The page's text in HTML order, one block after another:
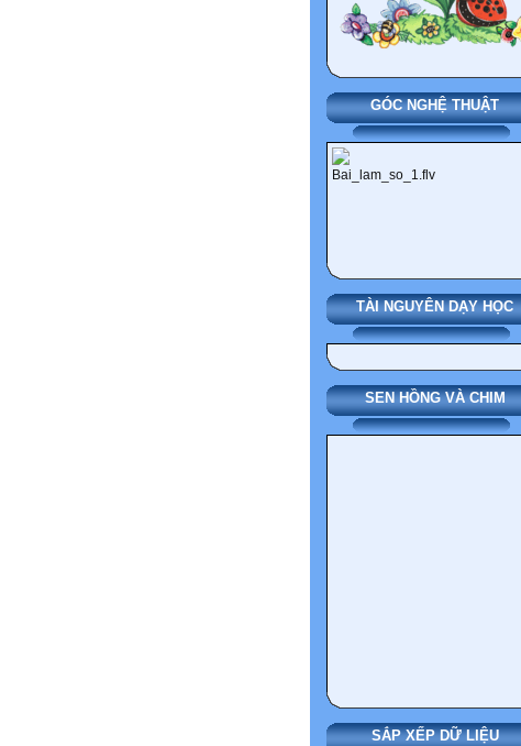
GÓC NGHỆ THUẬT
TÀI NGUYÊN DẠY HỌC
SEN HỒNG VÀ CHIM
SẮP XẾP DỮ LIỆU